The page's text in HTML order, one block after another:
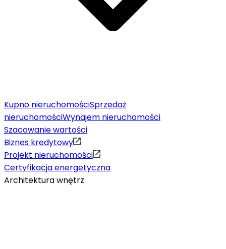
Kupno nieruchomościSprzedaż
nieruchomościWynajem nieruchomości
Szacowanie wartości
Biznes kredytowy
Projekt nieruchomości
Certyfikacja energetyczna
Architektura wnętrz